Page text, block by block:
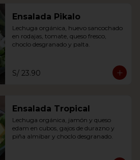
Ensalada Pikalo
Lechuga orgánica, huevo sancochado
en rodajas, tomate, queso fresco,
choclo desgranado y palta.
S/ 23.90
Ensalada Tropical
Lechuga orgánica, jamón y queso
edam en cubos, gajos de durazno y
piña almibar y choclo desgranado.